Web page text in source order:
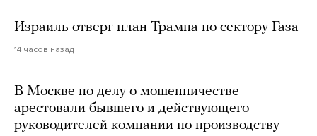
Израиль отверг план Трампа по сектору Газа
14 часов назад
В Москве по делу о мошенничестве
арестовали бывшего и действующего
руководителей компании по производству